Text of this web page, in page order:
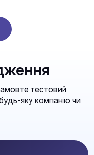
тестовий
яку компанію чи